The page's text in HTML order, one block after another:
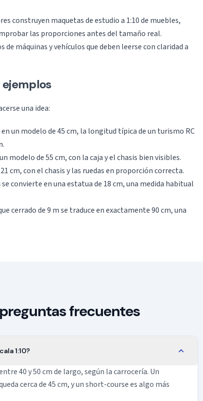
construyen maquetas de estudio a 1:10 de muebles,
las proporciones antes del tamaño real.
de máquinas y vehículos que deben leerse con claridad a
ejemplos
una idea:
un modelo de 45 cm, la longitud típica de un turismo RC
modelo de 55 cm, con la caja y el chasis bien visibles.
cm, con el chasis y las ruedas en proporción correcta.
convierte en una estatua de 18 cm, una medida habitual
cerrado de 9 m se traduce en exactamente 90 cm, una
preguntas frecuentes
1:10?
40 y 50 cm de largo, según la carrocería. Un
cerca de 45 cm, y un short-course es algo más